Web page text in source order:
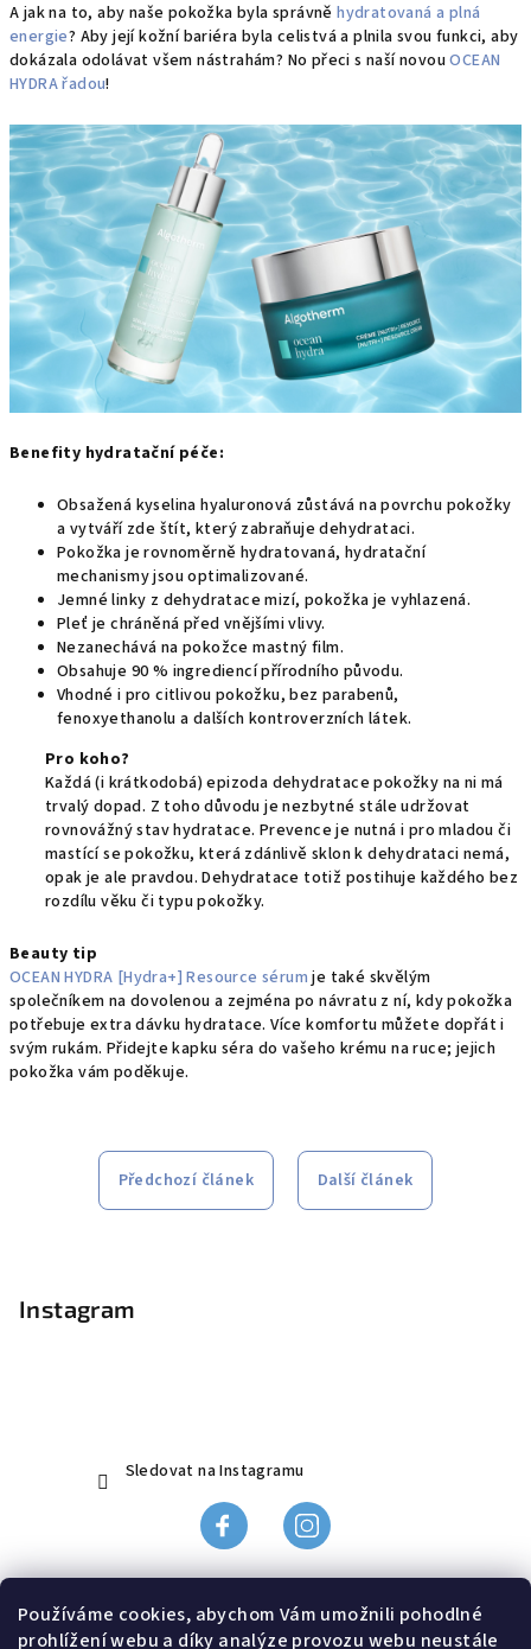
Používáme cookies, abychom Vám umožnili pohodlné
prohlížení webu a díky analýze provozu webu neustále
A jak na to, aby naše pokožka byla správněhydratovaná a plná
energie? Aby její kožní bariéra byla celistvá a plnila svou funkci, aby
dokázala odolávat všem nástrahám? No přeci s naší novouOCEAN
HYDRA řadou!
Benefity hydratační péče:
Obsažená kyselina hyaluronová zůstává na povrchu pokožky
a vytváří zde štít, který zabraňuje dehydrataci.
Pokožka je rovnoměrně hydratovaná, hydratační
mechanismy jsou optimalizované.
Jemné linky z dehydratace mizí, pokožka je vyhlazená.
Pleť je chráněná před vnějšími vlivy.
Nezanechává na pokožcemastný film.
Obsahuje 90 % ingrediencí přírodního původu.
Vhodné i pro citlivou pokožku, bez parabenů,
fenoxyethanolua dalších kontroverzních látek.
Pro koho?
Každá (i krátkodobá) epizoda dehydratace pokožky na ni má
trvalý dopad. Z toho důvodu je nezbytné stále udržovat
rovnovážný stav hydratace. Prevence je nutná i pro mladouči
mastící se pokožku, která zdánlivě sklon k dehydrataci nemá,
opak je ale pravdou. Dehydratace totiž postihuje každého bez
rozdílu věku či typu pokožky.
Beauty tip
OCEAN HYDRA [Hydra+] Resource sérumje také skvělým
společníkem na dovolenou a zejména po návratu z ní, kdy pokožka
potřebuje extra dávku hydratace. Více komfortu můžete dopřát i
svým rukám. Přidejte kapku séra do vašeho krému na ruce; jejich
pokožka vám poděkuje.
Předchozí článek Další článek
Instagram
Sledovat na Instagramu
Ochrana údajů